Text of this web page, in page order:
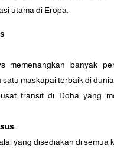
utama di Eropa.
memenangkan banyak
maskapai terbaik di
transit di Doha yang
:
yang disediakan di semua